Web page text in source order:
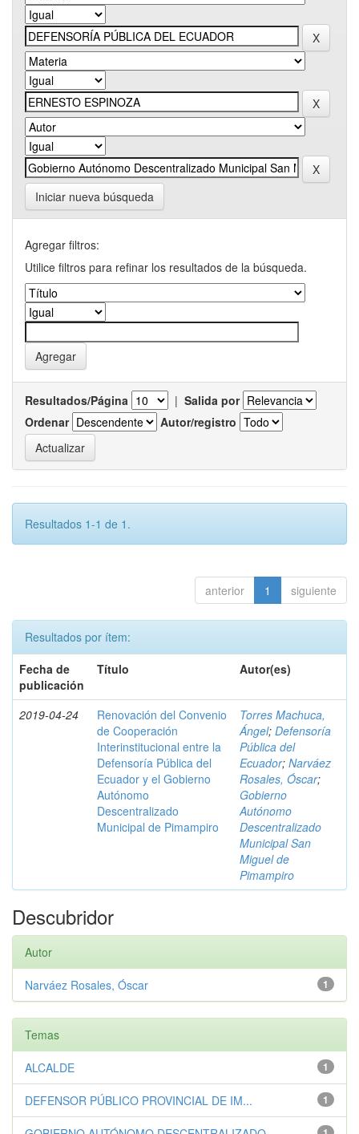
Iniciar nueva búsqueda
Agregar filtros:
Utilice filtros para refinar los resultados de la búsqueda.
Resultados/Página | Salida por
Ordenar
Autor/registro
Resultados 1-1 de 1.
anterior 1 siguiente
Resultados por ítem:
Fecha de
publicación
Título Autor(es)
2019-04-24
Renovación del Convenio
de Cooperación
Interinstitucional entre la
Defensoría Pública del
Ecuador y el Gobierno
Autónomo
Descentralizado
Municipal de Pimampiro
Torres Machuca,
Ángel; Defensoría
Pública del
Ecuador; Narváez
Rosales, Óscar;
Gobierno
Autónomo
Descentralizado
Municipal San
Miguel de
Pimampiro
Descubridor
Autor
1
Narváez Rosales, Óscar
Temas
1
ALCALDE
1
DEFENSOR PÚBLICO PROVINCIAL DE IM...